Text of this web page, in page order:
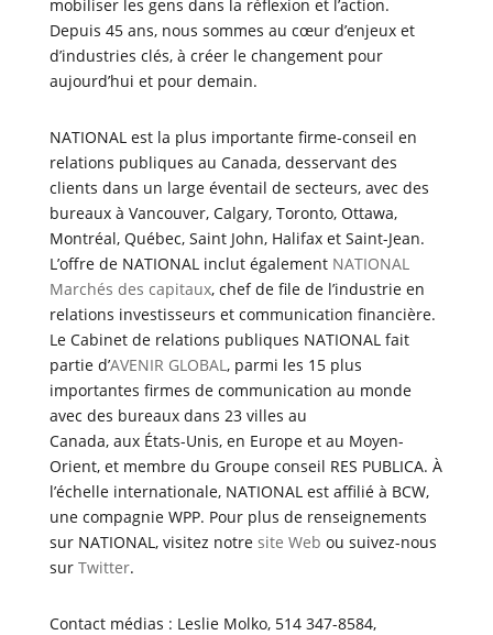
mobiliser les gens dans la réflexion et l’action.
Depuis 45 ans, nous sommes au cœur d’enjeux et
d’industries clés, à créer le changement pour
aujourd’hui et pour demain.
NATIONAL est la plus importante firme-conseil en
relations publiques au Canada, desservant des
clients dans un large éventail de secteurs, avec des
bureaux à Vancouver, Calgary, Toronto, Ottawa,
Montréal, Québec, Saint John, Halifax et Saint-Jean.
L’offre de NATIONAL inclut également NATIONAL
Marchés des capitaux, chef de file de l’industrie en
relations investisseurs et communication financière.
Le Cabinet de relations publiques NATIONAL fait
partie d’AVENIR GLOBAL, parmi les 15 plus
importantes firmes de communication au monde
avec des bureaux dans 23 villes au
Canada, aux États-Unis, en Europe et au Moyen-
Orient, et membre du Groupe conseil RES PUBLICA. À
l’échelle internationale, NATIONAL est affilié à BCW,
une compagnie WPP. Pour plus de renseignements
sur NATIONAL, visitez notre site Web ou suivez-nous
sur Twitter.
Contact médias : Leslie Molko, 514 347-8584,